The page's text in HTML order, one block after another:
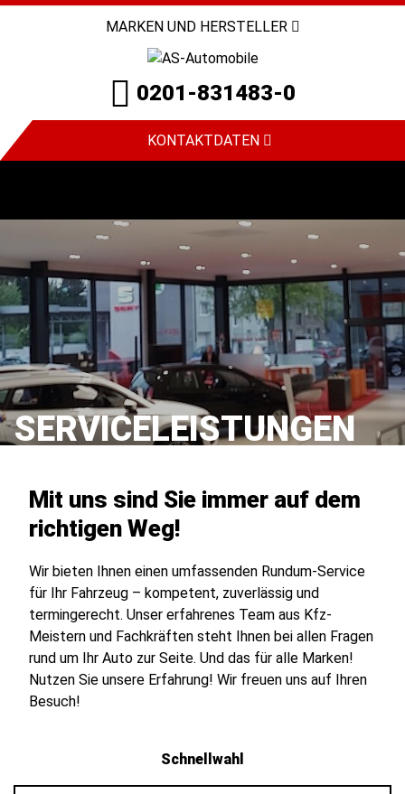
MARKEN UND HERSTELLER
0201-831483-0
KONTAKTDATEN
SERVICELEISTUNGEN
Mit uns sind Sie immer auf dem
richtigen Weg!
Wir bieten Ihnen einen umfassenden Rundum-Service
für Ihr Fahrzeug – kompetent, zuverlässig und
termingerecht. Unser erfahrenes Team aus Kfz-
Meistern und Fachkräften steht Ihnen bei allen Fragen
rund um Ihr Auto zur Seite. Und das für alle Marken!
Nutzen Sie unsere Erfahrung! Wir freuen uns auf Ihren
Besuch!
Schnellwahl